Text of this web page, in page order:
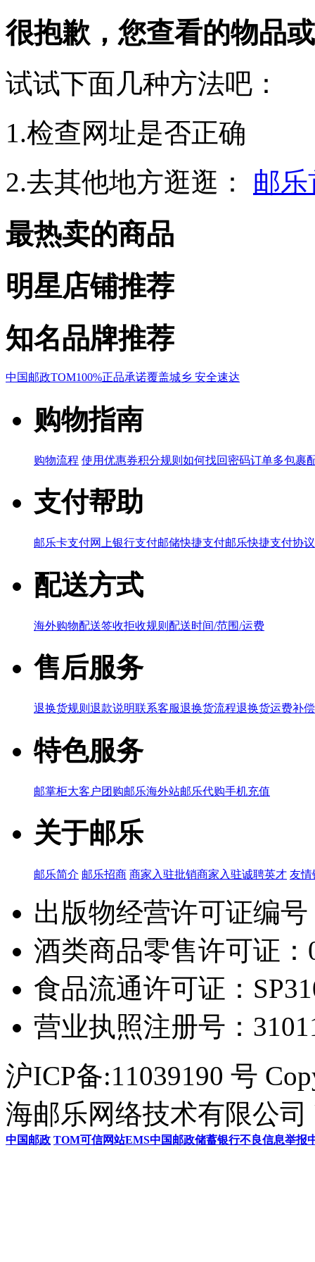
很抱歉，您查看的物品
试试下面几种方法吧：
1.检查网址是否正确
2.去其他地方逛逛：
邮
最热卖的商品
明星店铺推荐
知名品牌推荐
中国邮政TOM100%正品承诺覆盖城乡 安全速达
购物指南
购物流程 使用优惠券积分规则 如何找回密码订单多包裹
支付帮助
邮乐卡支付网上银行支付邮储快捷支付邮乐快捷支付协议
配送方式
海外购物配送签收拒收规则 配送时间/范围/运费
售后服务
退换货规则 退款说明联系客服退换货流程退换货运费补
特色服务
邮掌柜大客户团购邮乐海外站邮乐代购手机充值
关于邮乐
邮乐简介 邮乐招商 商家入驻批销商家入驻诚聘英才 友情
出版物经营许可证编
酒类商品零售许可证：
食品流通许可证：
营业执照注册号：
沪ICP备:11039190 号
海邮乐网络技术有限公司
中国邮政 TOM可信网站EMS中国邮政储蓄银行不良信息举报